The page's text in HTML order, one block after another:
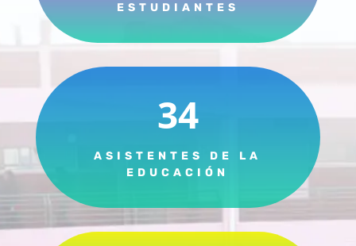
ESTUDIANTES
34
ASISTENTES DE LA
EDUCACIÓN